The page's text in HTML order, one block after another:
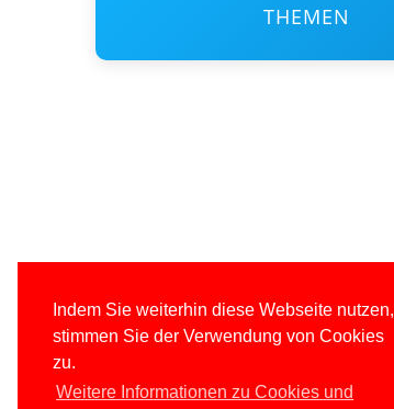
Indem Sie weiterhin diese Webseite nutzen,
stimmen Sie der Verwendung von Cookies
zu.
Weitere Informationen zu Cookies und
THEMEN